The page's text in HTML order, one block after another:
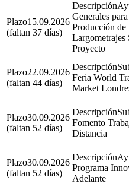
15.09.2026
(faltan 37 días)
Generales
Producción de
Largometrajes
Proyecto
22.09.2026
(faltan 44 días)
Feria World
Market
30.09.2026
(faltan 52 días)
Fomento
Distancia
30.09.2026
(faltan 52 días)
Programa
Adelante